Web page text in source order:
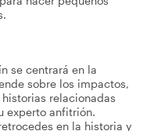
se centrará en la
sobre los impactos,
relacionadas
experto anfitrión.
en la historia y